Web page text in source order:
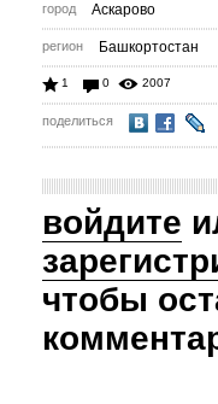
город Аскарово
регион Башкортостан
1 0 2007
поделиться
войдите
чтобы